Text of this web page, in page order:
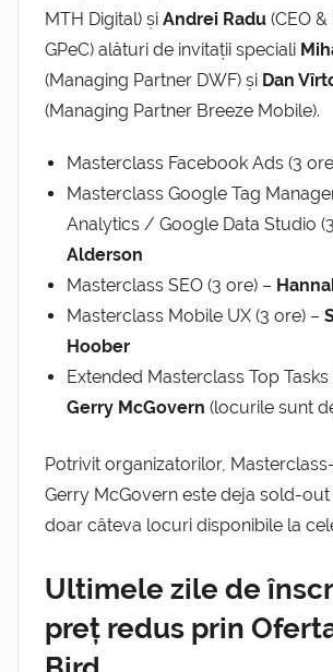
MTH Digital) și Andrei Radu (CEO
GPeC) alături de invitații speciali
(Managing Partner DWF) și Dan
(Managing Partner Breeze Mobile).
Masterclass Facebook Ads (3
Masterclass Google Tag
Analytics / Google Data Studio
Alderson
Masterclass SEO (3 ore) –
Masterclass Mobile UX (3 ore) –
Hoober
Extended Masterclass Top Tasks
Gerry McGovern (locurile sunt
Potrivit organizatorilor,
Gerry McGovern este deja sold-out
doar câteva locuri disponibile la
Ultimele zile de
preț redus prin